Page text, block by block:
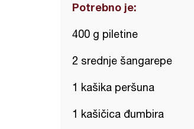
Potrebno je:
400 g piletine
2 srednje šangarepe
1 kašika peršuna
1 kašičica đumbira